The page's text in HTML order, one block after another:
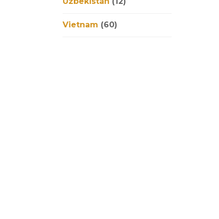
Vietnam (60)